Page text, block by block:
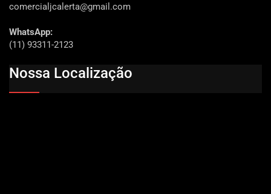
comercialjcalerta@gmail.com
WhatsApp:
(11) 93311-2123
Nossa Localização